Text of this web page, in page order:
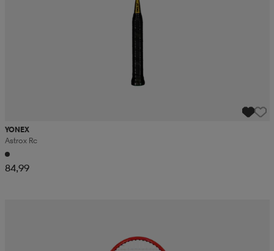
YONEX
Astrox Rc
84,99